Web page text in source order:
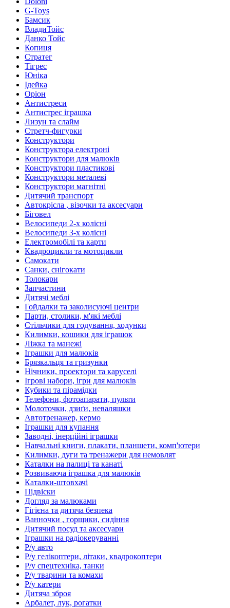
G-Toys
Бамсик
ВладиТойс
Данко Тойс
Копиця
Стратег
Тігрес
Юніка
Ідейка
Оріон
Антистреси
Антистрес іграшка
Лизун та слайм
Стретч-фигурки
Конструктори
Конструктора електроні
Конструктори для малюків
Конструктори пластикові
Конструктори металеві
Конструктори магнітні
Дитячий транспорт
Автокрісла , візочки та аксесуари
Біговел
Велосипеди 2-х колісні
Велосипеди 3-х колісні
Електромобілі та карти
Квадроцикли та мотоцикли
Самокати
Санки, снігокати
Толокари
Запчастини
Дитячі меблі
Гойдалки та заколисуючі центри
Парти, столики, м'які меблі
Стільчики для годування, ходунки
Килимки, кошики для іграшок
Ліжка та манежі
Іграшки для малюків
Брязкальця та гризунки
Нічники, проектори та каруселі
Ігрові набори, ігри для малюків
Кубики та пірамідки
Телефони, фотоапарати, пульти
Молоточки, дзиґи, неваляшки
Автотренажер, кермо
Іграшки для купання
Заводні, інерційні іграшки
Навчальні книги, плакати, планшети, комп'ютери
Килимки, дуги та тренажери для немовлят
Каталки на палиці та канаті
Розвиваюча іграшка для малюків
Каталки-штовхачі
Підвіски
Догляд за малюками
Гігієна та дитяча безпека
Ванночки , горщики, сидіння
Дитячий посуд та аксесуари
Іграшки на радіокеруванні
Р/у авто
Р/у гелікоптери, літаки, квадрокоптери
Р/у спецтехніка, танки
Р/у тварини та комахи
Р/у катери
Дитяча зброя
Арбалет, лук, рогатки